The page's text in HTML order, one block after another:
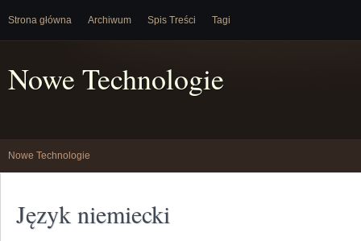
Strona główna Archiwum Spis Treści Tagi
Nowe Technologie
Nowe Technologie
Język niemiecki